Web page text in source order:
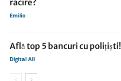
racire?
Emilio
Află top 5 bancuri cu polițiști!
Digital All